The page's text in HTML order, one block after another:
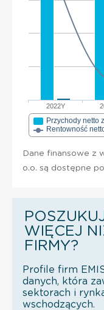
2022Y
Przychody netto
Rentowność
Dane finansowe z
o.o. są dostępne
WIĘCEJ
FIRMY?
Profile firm
danych, która
sektorach i
wschodzących.